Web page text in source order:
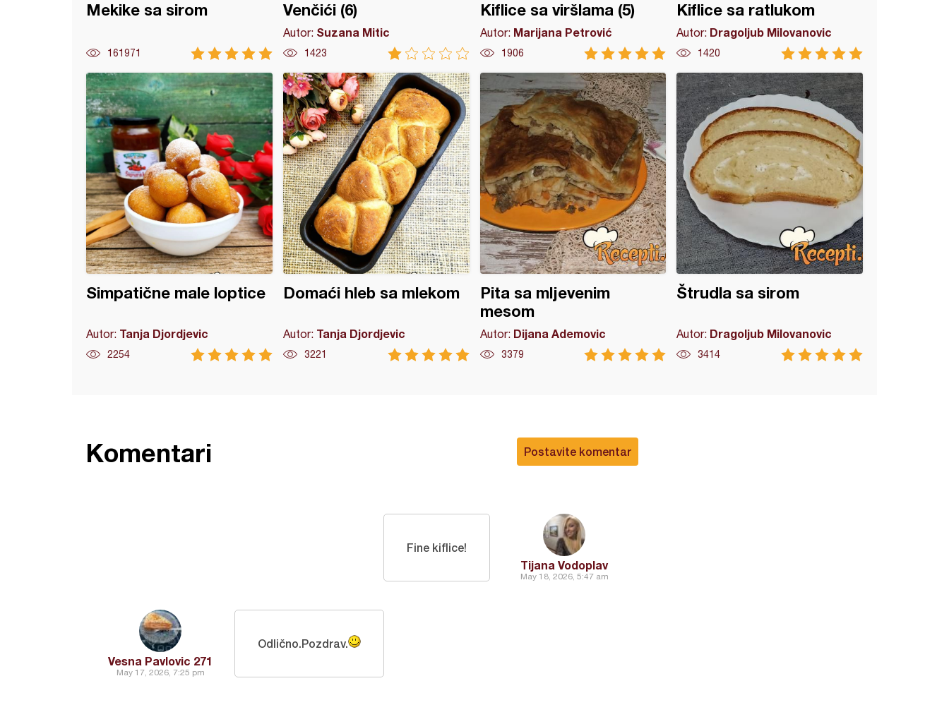
Mekike sa sirom
161971
Venčići (6)
Autor: Suzana Mitic
1423
Kiflice sa viršlama (5)
Autor: Marijana Petrović
1906
Kiflice sa ratlukom
Autor: Dragoljub Milovanovic
1420
Simpatične male loptice
Autor: Tanja Djordjevic
2254
Domaći hleb sa mlekom
Autor: Tanja Djordjevic
3221
Pita sa mljevenim
mesom
Autor: Dijana Ademovic
3379
Štrudla sa sirom
Autor: Dragoljub Milovanovic
3414
Postavite komentar
Komentari
Tijana Vodoplav
May 18, 2026, 5:47 am
Fine kiflice!
Vesna Pavlovic 271
May 17, 2026, 7:25 pm
Odlično.Pozdrav.